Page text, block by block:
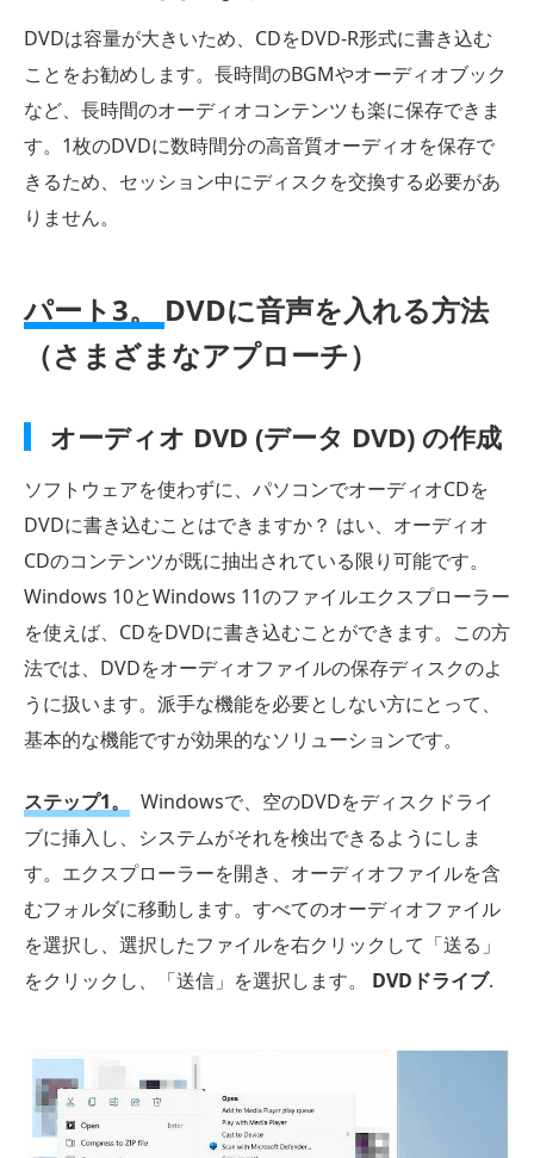
DVDは容量が大きいため、CDをDVD-R形式に書き込む
ことをお勧めします。長時間のBGMやオーディオブック
など、長時間のオーディオコンテンツも楽に保存できま
す。1枚のDVDに数時間分の高音質オーディオを保存で
きるため、セッション中にディスクを交換する必要があ
りません。
パート3。 DVDに音声を入れる方法
（さまざまなアプローチ）
オーディオ DVD (データ DVD) の作成
ソフトウェアを使わずに、パソコンでオーディオCDを
DVDに書き込むことはできますか？ はい、オーディオ
CDのコンテンツが既に抽出されている限り可能です。
Windows 10とWindows 11のファイルエクスプローラー
を使えば、CDをDVDに書き込むことができます。この方
法では、DVDをオーディオファイルの保存ディスクのよ
うに扱います。派手な機能を必要としない方にとって、
基本的な機能ですが効果的なソリューションです。
ステップ1。
Windowsで、空のDVDをディスクドライ
ブに挿入し、システムがそれを検出できるようにしま
す。エクスプローラーを開き、オーディオファイルを含
むフォルダに移動します。すべてのオーディオファイル
を選択し、選択したファイルを右クリックして「送る」
をクリックし、「送信」を選択します。 DVDドライブ.